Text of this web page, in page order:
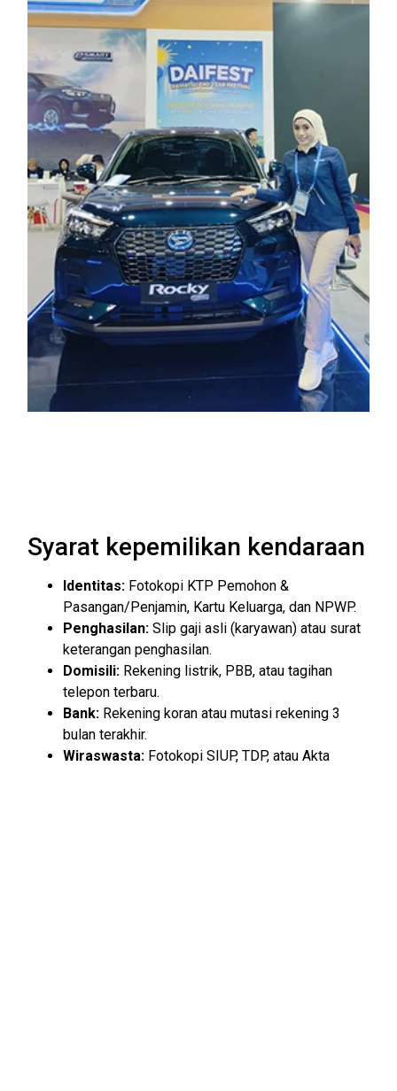
Syarat kepemilikan kendaraan
Identitas: Fotokopi KTP Pemohon &
Pasangan/Penjamin, Kartu Keluarga, dan NPWP.
Penghasilan: Slip gaji asli (karyawan) atau surat
keterangan penghasilan.
Domisili: Rekening listrik, PBB, atau tagihan
telepon terbaru.
Bank: Rekening koran atau mutasi rekening 3
bulan terakhir.
Wiraswasta: Fotokopi SIUP, TDP, atau Akta